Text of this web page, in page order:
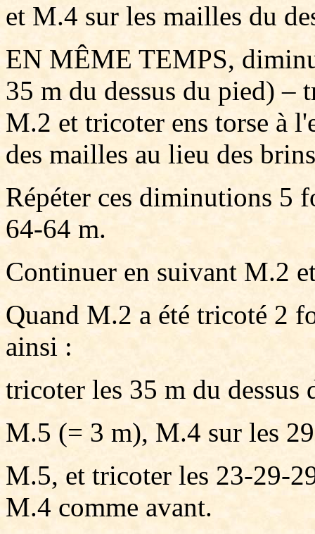
et M.4 sur les mailles du
EN MÊME TEMPS,
35 m du dessus du pied) –
M.2 et tricoter ens torse à
des mailles au lieu des
Répéter ces diminutions 5
64-64 m.
Continuer en suivant M.2
Quand M.2 a été tricoté 2
ainsi :
tricoter les 35 m du dessus
M.5 (= 3 m), M.4 sur les
M.5, et tricoter les 23-29-
M.4 comme avant.